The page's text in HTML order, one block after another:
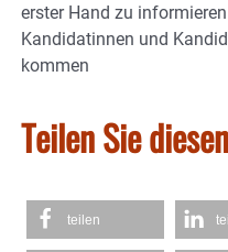
erster Hand zu
Kandidatinnen und
kommen
Teilen Sie
teilen